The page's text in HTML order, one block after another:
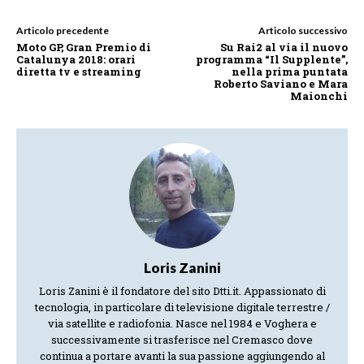
Articolo precedente
Moto GP, Gran Premio di
Catalunya 2018: orari
diretta tv e streaming
Articolo successivo
Su Rai2 al via il nuovo
programma “Il Supplente”,
nella prima puntata
Roberto Saviano e Mara
Maionchi
Loris Zanini
Loris Zanini è il fondatore del sito Dtti.it. Appassionato di
tecnologia, in particolare di televisione digitale terrestre /
via satellite e radiofonia. Nasce nel 1984 e Voghera e
successivamente si trasferisce nel Cremasco dove
continua a portare avanti la sua passione aggiungendo al